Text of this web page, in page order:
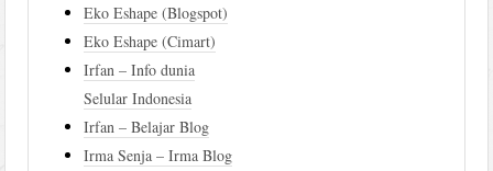
Eko Eshape (Blogspot)
Eko Eshape (Cimart)
Irfan – Info dunia
Selular Indonesia
Irfan – Belajar Blog
Irma Senja – Irma Blog